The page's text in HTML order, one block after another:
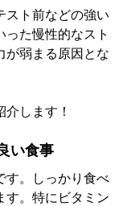
スト前などの強い
た慢性的なスト
が弱まる原因とな
します！
い食事
。しっかり食べ
す。特にビタミン